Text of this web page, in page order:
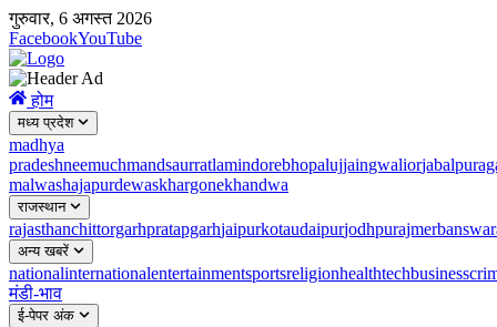
गुरुवार, 6 अगस्त 2026
FacebookYouTube
होम
मध्य प्रदेश
madhya
pradeshneemuchmandsaurratlamindorebhopalujjaingwaliorjabalpur
malwashajapurdewaskhargonekhandwa
राजस्थान
rajasthanchittorgarhpratapgarhjaipurkotaudaipurjodhpurajmer
अन्य खबरें
nationalinternationalentertainmentsportsreligionhealthtechbusiness
मंडी-भाव
ई-पेपर अंक